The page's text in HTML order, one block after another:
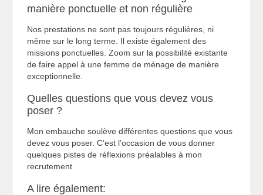
manière ponctuelle et non régulière
Nos prestations ne sont pas toujours régulières, ni
même sur le long terme. Il existe également des
missions ponctuelles. Zoom sur la possibilité existante
de faire appel à une femme de ménage de manière
exceptionnelle.
Quelles questions que vous devez vous
poser ?
Mon embauche soulève différentes questions que vous
devez vous poser. C’est l’occasion de vous donner
quelques pistes de réflexions préalables à mon
recrutement
A lire également: